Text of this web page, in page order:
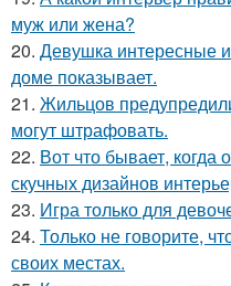
муж или жена?
20. Девушка интересные
доме показывает.
21. Жильцов
могут штрафовать.
22. Вот что бывает, когда
скучных дизайнов
23. Игра только для
24. Только не говорите,
своих местах.